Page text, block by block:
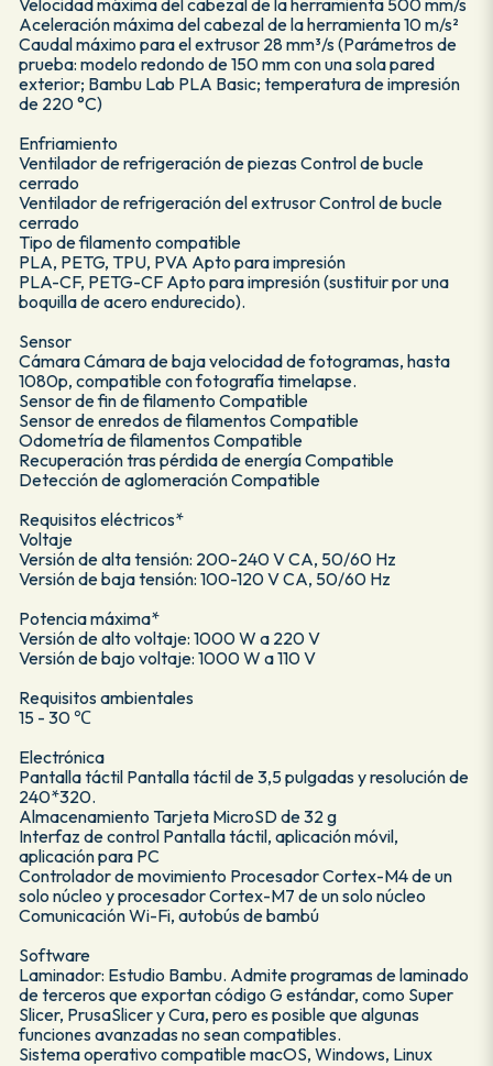
Aceleración máxima del cabezal de la herramienta 10 m/s²
Caudal máximo para el extrusor 28 mm³/s (Parámetros de
prueba: modelo redondo de 150 mm con una sola pared
exterior; Bambu Lab PLA Basic; temperatura de impresión
de 220 °C)
Enfriamiento
Ventilador de refrigeración de piezas Control de bucle
cerrado
Ventilador de refrigeración del extrusor Control de bucle
cerrado
Tipo de filamento compatible
PLA, PETG, TPU, PVA Apto para impresión
PLA-CF, PETG-CF Apto para impresión (sustituir por una
boquilla de acero endurecido).
Sensor
Cámara Cámara de baja velocidad de fotogramas, hasta
1080p, compatible con fotografía timelapse.
Sensor de fin de filamento Compatible
Sensor de enredos de filamentos Compatible
Odometría de filamentos Compatible
Recuperación tras pérdida de energía Compatible
Detección de aglomeración Compatible
Requisitos eléctricos*
Voltaje
Versión de alta tensión: 200-240 V CA, 50/60 Hz
Versión de baja tensión: 100-120 V CA, 50/60 Hz
Potencia máxima*
Versión de alto voltaje: 1000 W a 220 V
Versión de bajo voltaje: 1000 W a 110 V
Requisitos ambientales
15 - 30 ℃
Electrónica
Pantalla táctil Pantalla táctil de 3,5 pulgadas y resolución de
240*320.
Almacenamiento Tarjeta MicroSD de 32 g
Interfaz de control Pantalla táctil, aplicación móvil,
aplicación para PC
Controlador de movimiento Procesador Cortex-M4 de un
solo núcleo y procesador Cortex-M7 de un solo núcleo
Comunicación Wi-Fi, autobús de bambú
Software
Laminador: Estudio Bambu. Admite programas de laminado
de terceros que exportan código G estándar, como Super
Slicer, PrusaSlicer y Cura, pero es posible que algunas
funciones avanzadas no sean compatibles.
Sistema operativo compatible macOS, Windows, Linux